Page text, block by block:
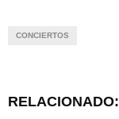
CONCIERTOS
RELACIONADO: